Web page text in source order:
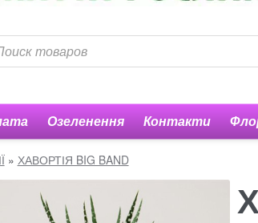
Озеленення Контакти
бізнес центрів, ресторанів
КорзинаМой аккаунт Оформление заказа
» ХАВОРТІЯ BIG BAND